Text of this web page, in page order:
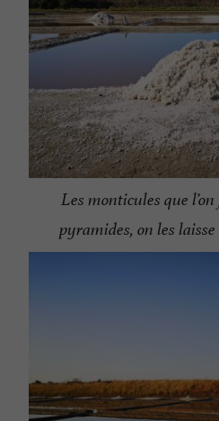
Les monticules que
pyramides, on les